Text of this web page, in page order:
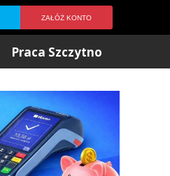
ZAŁÓŻ KONTO
Praca Szczytno